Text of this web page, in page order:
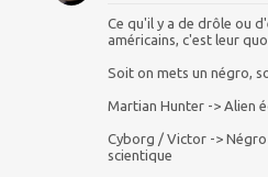
Ce qu'il y a de drôle ou
américains, c'est leur
Soit on mets un négro,
Martian Hunter -> Alien
Cyborg / Victor ->
scientique